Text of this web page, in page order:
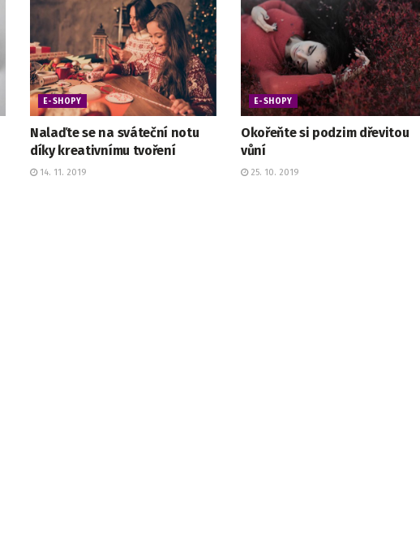
E-SHOPY
Nalaďte se na sváteční notu
díky kreativnímu tvoření
14. 11. 2019
E-SHOPY
Okořeňte si podzim dřevitou
vůní
25. 10. 2019